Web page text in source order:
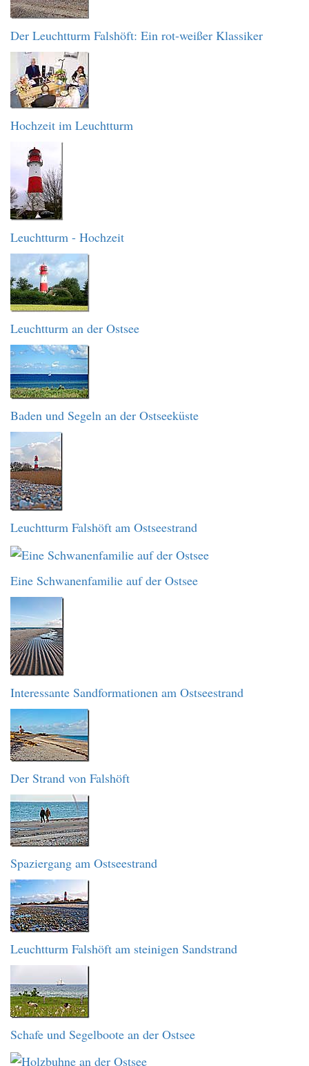
Der Leuchtturm Falshöft: Ein rot-weißer Klassiker
Hochzeit im Leuchtturm
Leuchtturm - Hochzeit
Leuchtturm an der Ostsee
Baden und Segeln an der Ostseeküste
Leuchtturm Falshöft am Ostseestrand
Eine Schwanenfamilie auf der Ostsee
Interessante Sandformationen am Ostseestrand
Der Strand von Falshöft
Spaziergang am Ostseestrand
Leuchtturm Falshöft am steinigen Sandstrand
Schafe und Segelboote an der Ostsee